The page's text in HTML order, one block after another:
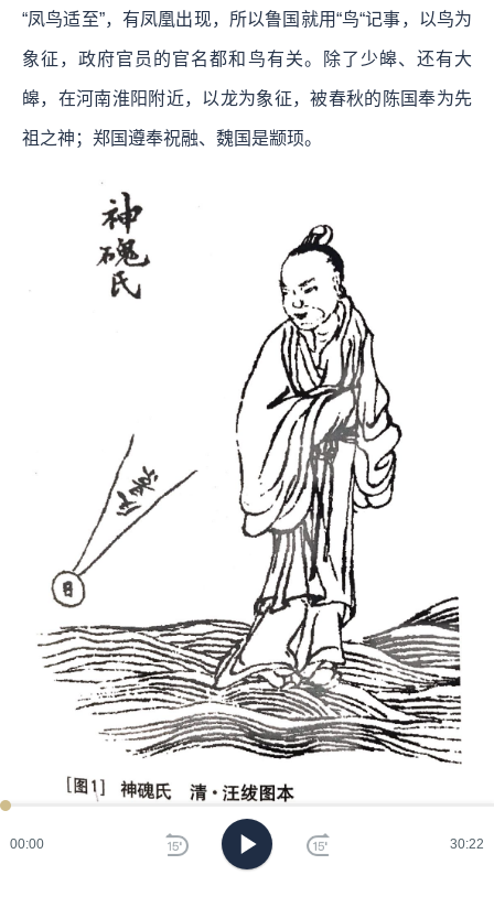
00:00 30:22
“凤鸟适至”，有凤凰出现，所以鲁国就用“鸟“记事，以鸟为
象征，政府官员的官名都和鸟有关。除了少皞、还有大
皞，在河南淮阳附近，以龙为象征，被春秋的陈国奉为先
祖之神；郑国遵奉祝融、魏国是颛顼。
神磈氏，即西方天帝少昊（少皞），出自《山海经·大荒东经》